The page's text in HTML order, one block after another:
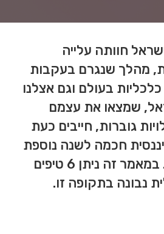
חוותה עלייה
מהלך שנגרם בעקבות
בעולם וגם אצלנו
שמצאו את עצמם
גוברות, חייבים כעת
חכמה לשנה נוספת
של ריבית גבוהה. במאמר זה ניתן 6 טיפים
נבונה בתקופה זו.